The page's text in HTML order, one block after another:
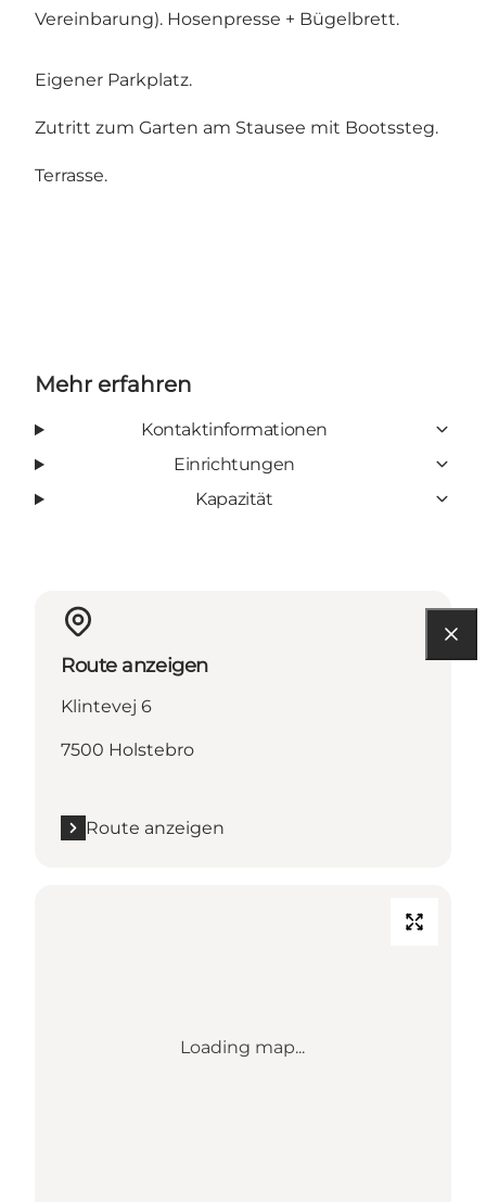
Vereinbarung). Hosenpresse + Bügelbrett.
Eigener Parkplatz.
Zutritt zum Garten am Stausee mit Bootssteg.
Terrasse.
Mehr erfahren
Kontaktinformationen
Einrichtungen
Kapazität
Route anzeigen
Klintevej 6
7500 Holstebro
Route anzeigen
Loading map...